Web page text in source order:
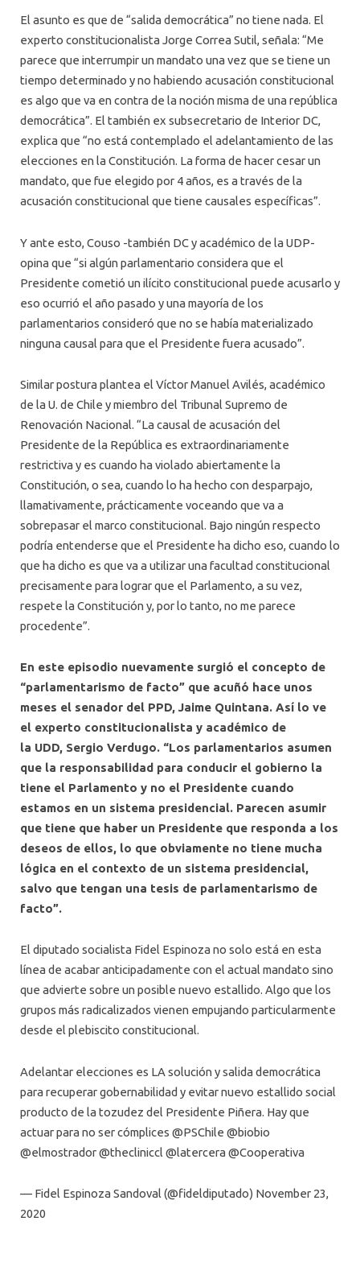
El asunto es que de “salida democrática” no tiene nada. El
experto constitucionalista Jorge Correa Sutil, señala: “Me
parece que interrumpir un mandato una vez que se tiene un
tiempo determinado y no habiendo acusación constitucional
es algo que va en contra de la noción misma de una república
democrática”. El también ex subsecretario de Interior DC,
explica que “no está contemplado el adelantamiento de las
elecciones en la Constitución. La forma de hacer cesar un
mandato, que fue elegido por 4 años, es a través de la
acusación constitucional que tiene causales específicas”.
Y ante esto, Couso -también DC y académico de la UDP-
opina que “si algún parlamentario considera que el
Presidente cometió un ilícito constitucional puede acusarlo y
eso ocurrió el año pasado y una mayoría de los
parlamentarios consideró que no se había materializado
ninguna causal para que el Presidente fuera acusado”.
Similar postura plantea el Víctor Manuel Avilés, académico
de la U. de Chile y miembro del Tribunal Supremo de
Renovación Nacional. “La causal de acusación del
Presidente de la República es extraordinariamente
restrictiva y es cuando ha violado abiertamente la
Constitución, o sea, cuando lo ha hecho con desparpajo,
llamativamente, prácticamente voceando que va a
sobrepasar el marco constitucional. Bajo ningún respecto
podría entenderse que el Presidente ha dicho eso, cuando lo
que ha dicho es que va a utilizar una facultad constitucional
precisamente para lograr que el Parlamento, a su vez,
respete la Constitución y, por lo tanto, no me parece
procedente”.
En este episodio nuevamente surgió el concepto de
“parlamentarismo de facto” que acuñó hace unos
meses el senador del PPD, Jaime Quintana. Así lo ve
el experto constitucionalista y académico de
la UDD, Sergio Verdugo. “Los parlamentarios asumen
que la responsabilidad para conducir el gobierno la
tiene el Parlamento y no el Presidente cuando
estamos en un sistema presidencial. Parecen asumir
que tiene que haber un Presidente que responda a los
deseos de ellos, lo que obviamente no tiene mucha
lógica en el contexto de un sistema presidencial,
salvo que tengan una tesis de parlamentarismo de
facto”.
El diputado socialista Fidel Espinoza no solo está en esta
línea de acabar anticipadamente con el actual mandato sino
que advierte sobre un posible nuevo estallido. Algo que los
grupos más radicalizados vienen empujando particularmente
desde el plebiscito constitucional.
Adelantar elecciones es LA solución y salida democrática
para recuperar gobernabilidad y evitar nuevo estallido social
producto de la tozudez del Presidente Piñera. Hay que
actuar para no ser cómplices @PSChile @biobio
@elmostrador @thecliniccl @latercera @Cooperativa
— Fidel Espinoza Sandoval (@fideldiputado) November 23,
2020